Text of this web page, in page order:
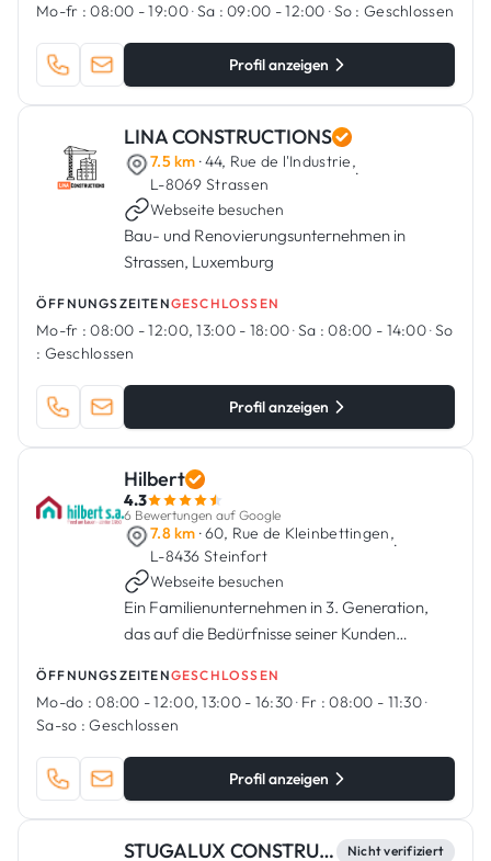
Mo-fr : 08:00 - 19:00·Sa : 09:00 - 12:00·So : Geschlossen
Profil anzeigen
LINA CONSTRUCTIONS
7.5 km · 44, Rue de l'Industrie,
L-8069 Strassen
·
Webseite besuchen
Bau- und Renovierungsunternehmen in
Strassen, Luxemburg
ÖFFNUNGSZEITENGESCHLOSSEN
Mo-fr : 08:00 - 12:00, 13:00 - 18:00·Sa : 08:00 - 14:00·So
: Geschlossen
Profil anzeigen
Hilbert
4.3
6 Bewertungen auf Google
7.8 km · 60, Rue de Kleinbettingen,
L-8436 Steinfort
·
Webseite besuchen
Ein Familienunternehmen in 3. Generation,
das auf die Bedürfnisse seiner Kunden
ÖFFNUNGSZEITENGESCHLOSSEN
Mo-do : 08:00 - 12:00, 13:00 - 16:30· Fr : 08:00 - 11:30·
Sa-so : Geschlossen
Profil anzeigen
STUGALUX CONSTRUCTION Nicht verifiziert